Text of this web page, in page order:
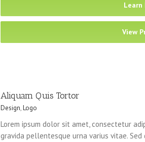
Learn
View
Aliquam Quis Tortor
Design,Logo
Lorem ipsum dolor sit amet, consectetur
gravida pellentesque urna varius vitae. Sed